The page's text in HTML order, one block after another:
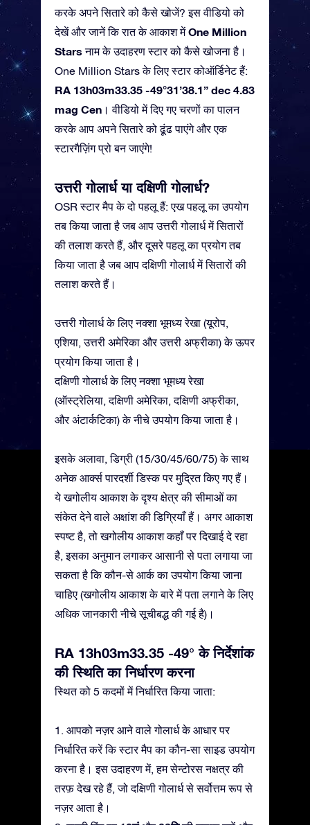
करके अपने सितारे को कैसे खोजें? इस वीडियो को
देखें और जानें कि रात के आकाश मेंOne Million
Stars नाम के उदाहरण स्टार को कैसे खोजना है।
One Million Stars के लिए स्टार कोऑर्डिनेट हैं:
RA 13h03m33.35 -49°31’38.1” dec 4.83
mag Cen । वीडियो में दिए गए चरणों का पालन
करके आप अपने सितारे को ढूंढ पाएंगे और एक
स्टारगैज़िंग प्रो बन जाएंगे!
उत्तरी गोलार्ध या दक्षिणी गोलार्ध?
OSR स्टार मैप के दो पहलू हैं: एख पहलू का उपयोग
तब किया जाता है जब आप उत्तरी गोलार्ध में सितारों
की तलाश करते हैं, और दूसरे पहलू का प्रयोग तब
किया जाता है जब आप दक्षिणी गोलार्ध में सितारों की
तलाश करते हैं।
उत्तरी गोलार्ध के लिए नक्शा भूमध्य रेखा (यूरोप,
एशिया, उत्तरी अमेरिका और उत्तरी अफ्रीका) के ऊपर
प्रयोग किया जाता है।
दक्षिणी गोलार्ध के लिए नक्शा भूमध्य रेखा
(ऑस्ट्रेलिया, दक्षिणी अमेरिका, दक्षिणी अफ्रीका,
और अंटार्कटिका) के नीचे उपयोग किया जाता है।
इसके अलावा, डिग्री (15/30/45/60/75) के साथ
अनेक आर्क्स पारदर्शी डिस्क पर मुद्रित किए गए हैं।
ये खगोलीय आकाश के दृश्य क्षेत्र की सीमाओं का
संकेत देने वाले अक्षांश की डिग्रियाँ हैं। अगर आकाश
स्पष्ट है, तो खगोलीय आकाश कहाँ पर दिखाई दे रहा
है, इसका अनुमान लगाकर आसानी से पता लगाया जा
सकता है कि कौन-से आर्क का उपयोग किया जाना
चाहिए (खगोलीय आकाश के बारे में पता लगाने के लिए
अधिक जानकारी नीचे सूचीबद्ध की गई है)।
RA 13h03m33.35 -49° के निर्देशांक
की स्थिति का निर्धारण करना
स्थित को 5 कदमों में निर्धारित किया जाता:
1. आपको नज़र आने वाले गोलार्ध के आधार पर
निर्धारित करें कि स्टार मैप का कौन-सा साइड उपयोग
करना है। इस उदाहरण में, हम सेन्टोरस नक्षत्र की
तरफ़ देख रहे हैं, जो दक्षिणी गोलार्ध से सर्वोत्तम रूप से
नज़र आता है।